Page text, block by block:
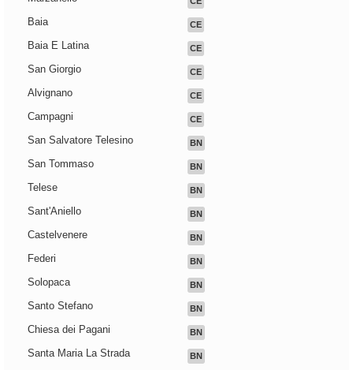
Baia CE
Baia E Latina CE
San Giorgio CE
Alvignano CE
Campagni CE
San Salvatore Telesino BN
San Tommaso BN
Telese BN
Sant'Aniello BN
Castelvenere BN
Federi BN
Solopaca BN
Santo Stefano BN
Chiesa dei Pagani BN
Santa Maria La Strada BN